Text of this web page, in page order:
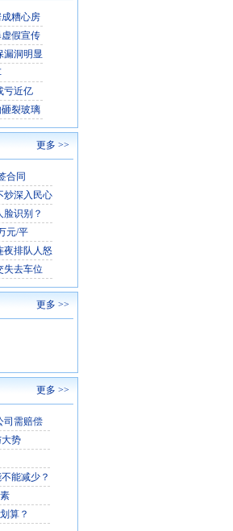
糟心房
假宣传
漏洞明显
亏近亿
裂玻璃
更多 >>
合同
炒深入民心
识别？
元/平
夜排队人怒
失去车位
更多 >>
更多 >>
司需赔偿
势
能减少？
算？